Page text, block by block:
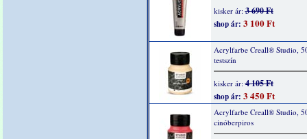
kisker ár:3 690 Ft
shop ár: 3 100 Ft
Acrylfarbe Creall® Studio,
testszín
kisker ár:4 105 Ft
shop ár: 3 450 Ft
Acrylfarbe Creall® Studio,
cinóberpiros